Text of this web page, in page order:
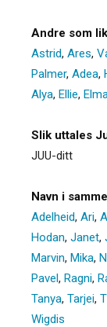
Andre som
Astrid, Ares,
Palmer, Adea,
Alya, Ellie,
Slik uttales
JUU-ditt
Navn i
Adelheid, Ari,
Hodan, Janet,
Marvin, Mika,
Pavel, Ragni,
Tanya, Tarjei,
Wigdis